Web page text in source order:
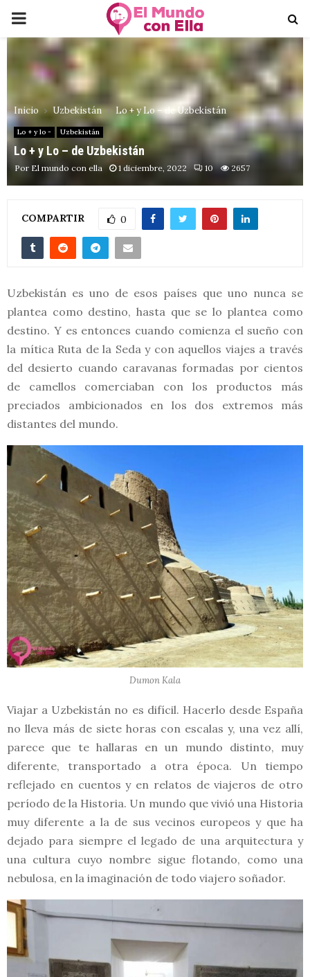
PRIMARY
MENU
Inicio Uzbekistán Lo + y Lo – de Uzbekistán
Lo + y lo - Uzbekistán
Lo + y Lo – de Uzbekistán
Por El mundo con ella 1 diciembre, 2022 10 2657
COMPARTIR 0
Uzbekistán es uno de esos países que uno nunca se
plantea como destino, hasta que se lo plantea como
destino. Y es entonces cuando comienza el sueño con
la mítica Ruta de la Seda y con aquellos viajes a través
del desierto cuando caravanas formadas por cientos
de camellos comerciaban con los productos más
preciados ambicionados en los dos extremos más
distantes del mundo.
Dumon Kala
Viajar a Uzbekistán no es difícil. Hacerlo desde España
no lleva más de siete horas con escalas y, una vez allí,
parece que te hallaras en un mundo distinto, muy
diferente, transportado a otra época. Un tiempo
reflejado en cuentos y en relatos de viajeros de otro
período de la Historia. Un mundo que vivió una Historia
muy diferente a la de sus vecinos europeos y que ha
dejado para siempre el legado de una arquitectura y
una cultura cuyo nombre sigue flotando, como una
nebulosa, en la imaginación de todo viajero soñador.